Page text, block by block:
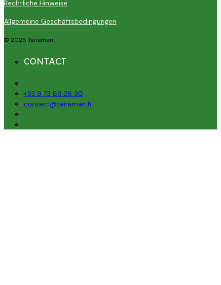
Rechtliche Hinweise
Allgemeine Geschäftsbedingungen
© 2025 Tanaman
CONTACT
+33 9 73 89 26 30
contact@tanaman.fr